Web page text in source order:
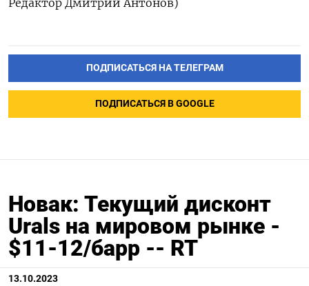
Редактор Дмитрий Антонов)
ПОДПИСАТЬСЯ НА ТЕЛЕГРАМ
ПОДПИСАТЬСЯ В GOOGLE
Новак: Текущий дисконт
Urals на мировом рынке -
$11-12/барр -- RT
13.10.2023